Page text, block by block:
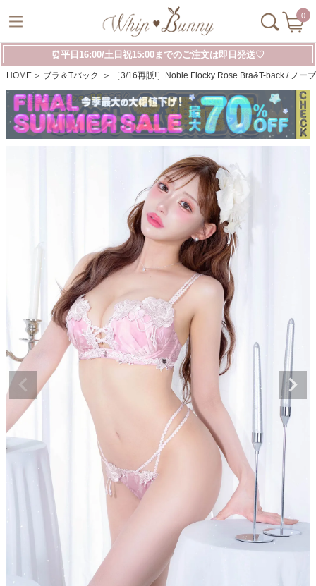
0
⏰平日16:00/土日祝15:00までのご注文は即日発送♡
HOME ブラ＆Tバック ［3/16再販!］Noble Flocky Rose Bra&T-back / ノー